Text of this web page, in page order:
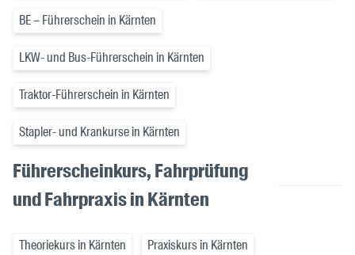
BE – Führerschein in Kärnten
LKW- und Bus-Führerschein in Kärnten
Traktor-Führerschein in Kärnten
Stapler- und Krankurse in Kärnten
Führerscheinkurs, Fahrprüfung
und Fahrpraxis in Kärnten
Theoriekurs in Kärnten Praxiskurs in Kärnten